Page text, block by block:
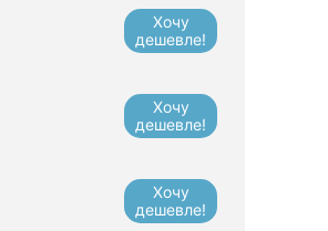
Хочу
дешевле!
Хочу
дешевле!
Хочу
дешевле!